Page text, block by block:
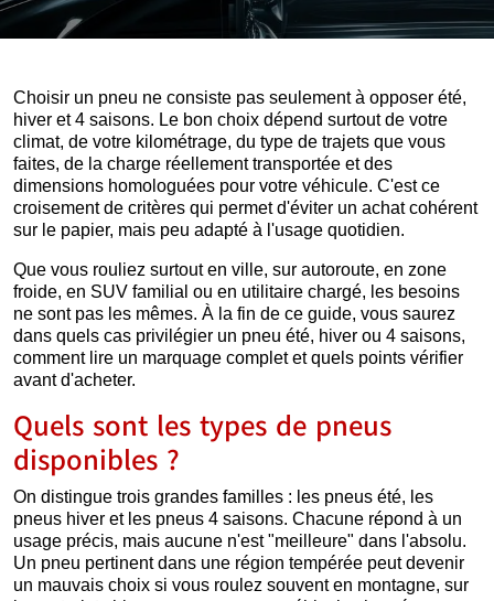
Choisir un pneu ne consiste pas seulement à opposer été,
hiver et 4 saisons. Le bon choix dépend surtout de votre
climat, de votre kilométrage, du type de trajets que vous
faites, de la charge réellement transportée et des
dimensions homologuées pour votre véhicule. C'est ce
croisement de critères qui permet d'éviter un achat cohérent
sur le papier, mais peu adapté à l'usage quotidien.
Que vous rouliez surtout en ville, sur autoroute, en zone
froide, en SUV familial ou en utilitaire chargé, les besoins
ne sont pas les mêmes. À la fin de ce guide, vous saurez
dans quels cas privilégier un pneu été, hiver ou 4 saisons,
comment lire un marquage complet et quels points vérifier
avant d'acheter.
Quels sont les types de pneus
disponibles ?
On distingue trois grandes familles : les pneus été, les
pneus hiver et les pneus 4 saisons. Chacune répond à un
usage précis, mais aucune n'est "meilleure" dans l'absolu.
Un pneu pertinent dans une région tempérée peut devenir
un mauvais choix si vous roulez souvent en montagne, sur